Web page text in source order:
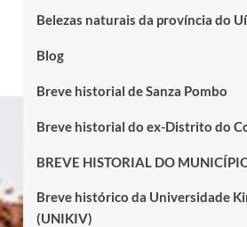
Belezas naturais da província do
Blog
Breve historial de Sanza Pombo
Breve historial do ex-Distrito do
BREVE HISTORIAL DO
Breve histórico da Universidade
(UNIKIV)